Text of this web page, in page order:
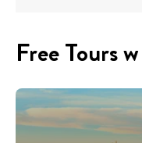
Free Tours